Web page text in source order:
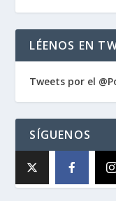
LÉENOS EN
Tweets por el
SÍGUENOS